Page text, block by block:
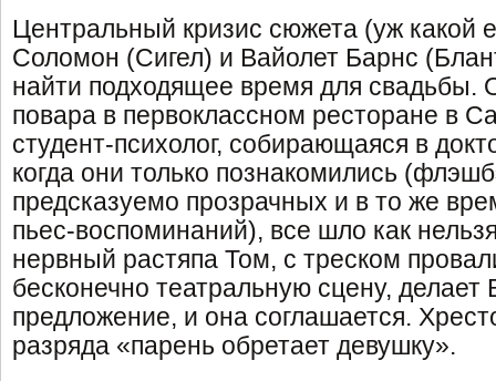
Центральный кризис сюжета (уж какой
Соломон (Сигел) и Вайолет Барнс
найти подходящее время для
повара в первоклассном ресторане в
студент-психолог, собирающаяся в
когда они только познакомились
предсказуемо прозрачных и в то же
пьес-воспоминаний), все шло как
нервный растяпа Том, с треском
бесконечно театральную сцену, делает
предложение, и она соглашается.
разряда «парень обретает девушку».